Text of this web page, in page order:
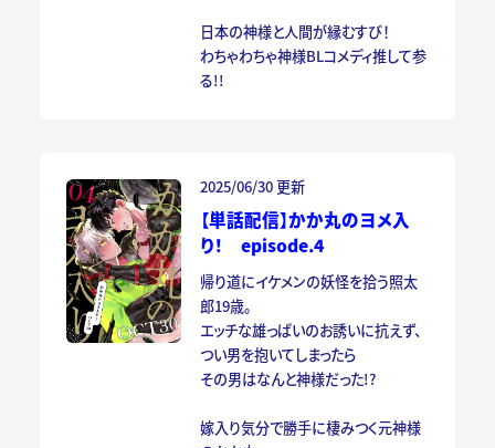
日本の神様と人間が縁むすび！
わちゃわちゃ神様BLコメディ推して参
る!!
2025/06/30 更新
【単話配信】かか丸のヨメ入
り！ episode.4
帰り道にイケメンの妖怪を拾う照太
郎19歳。
エッチな雄っぱいのお誘いに抗えず、
つい男を抱いてしまったら
その男はなんと神様だった!?
嫁入り気分で勝手に棲みつく元神様